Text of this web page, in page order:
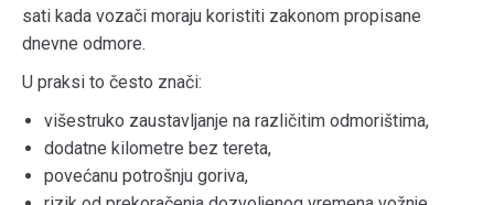
sati kada vozači moraju koristiti zakonom propisane
dnevne odmore.
U praksi to često znači:
višestruko zaustavljanje na različitim odmorištima,
dodatne kilometre bez tereta,
povećanu potrošnju goriva,